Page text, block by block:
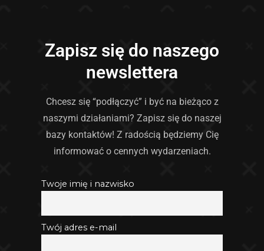
Zapisz się do naszego
newslettera
Chcesz się “podłączyć” i być na bieżąco z
naszymi działaniami? Zapisz się do naszej
bazy kontaktów! Z radością będziemy Cię
informować o cennych wydarzeniach.
Twoje imię i nazwisko
Twój adres e-mail